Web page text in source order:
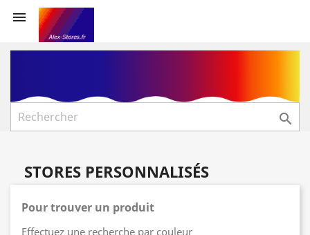


STORES PERSONNALISÉS
Pour trouver un produit
Effectuez une recherche par couleur